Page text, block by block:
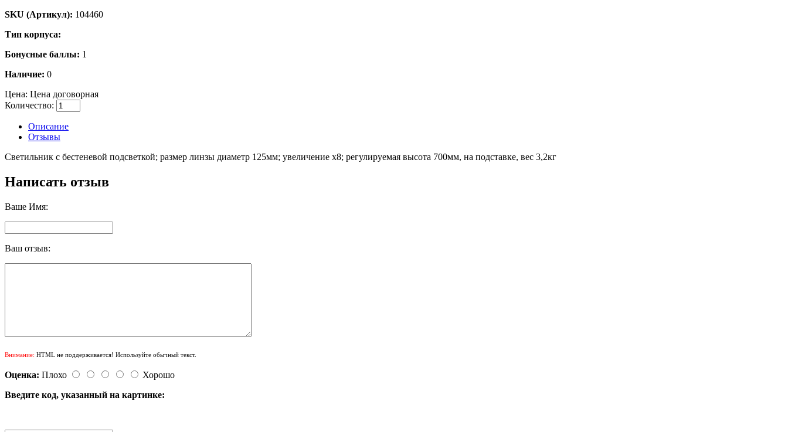
SKU (Артикул): 104460
Тип корпуса:
Бонусные баллы: 1
Наличие: 0
Цена: Цена договорная
Количество:
Описание
Отзывы
Светильник с бестеневой подсветкой; размер линзы диаметр 125мм; увеличение х8; регулируемая высота 700мм, на подставке, вес 3,2кг
Написать отзыв
Ваше Имя:
Ваш отзыв:
Внимание: HTML не поддерживается! Используйте обычный текст.
Оценка: Плохо
Хорошо
Введите код, указанный на картинке: